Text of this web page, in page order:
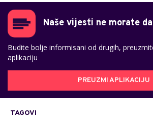
Naše vijesti ne morate
Budite bolje informisani od drugih,
aplikaciju
PREUZMI APLIKACIJU
TAGOVI